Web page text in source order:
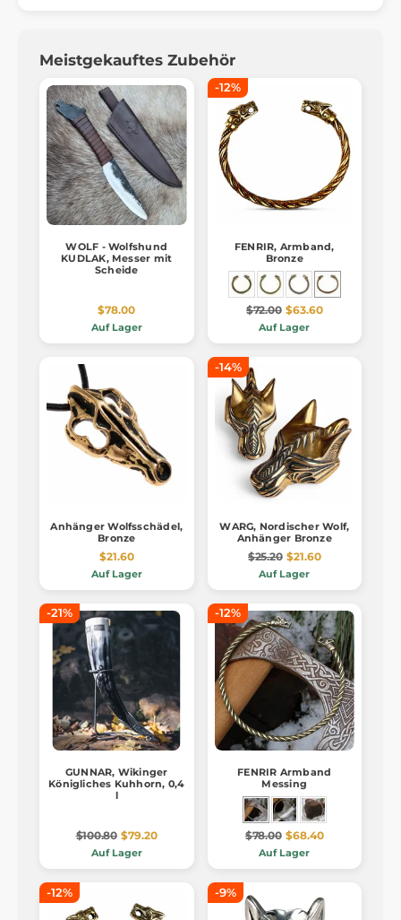
Meistgekauftes Zubehör
WOLF - Wolfshund
KUDLAK, Messer mit
Scheide
$78.00
Auf Lager
-12%
FENRIR, Armband,
Bronze
$72.00 $63.60
Auf Lager
Anhänger Wolfsschädel,
Bronze
$21.60
Auf Lager
-14%
WARG, Nordischer Wolf,
Anhänger Bronze
$25.20 $21.60
Auf Lager
-21%
GUNNAR, Wikinger
Königliches Kuhhorn, 0,4
l
$100.80 $79.20
Auf Lager
-12%
FENRIR Armband
Messing
$78.00 $68.40
Auf Lager
-12% -9%